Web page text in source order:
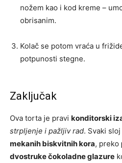
nožem kao i kod kreme –
obrisanim.
Kolač se potom vraća u
potpunosti stegne.
Zaključak
Ova torta je pravi konditorski
strpljenje i pažljiv rad. Svaki
mekanih biskvitnih kora, preko
dvostruke čokoladne glazure